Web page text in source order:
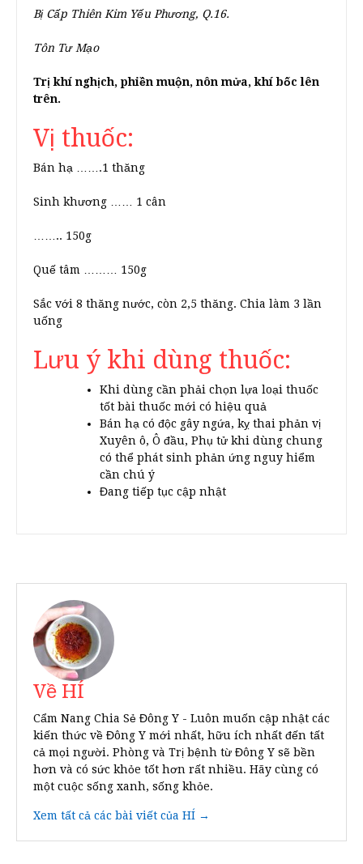
Bị Cấp Thiên Kim Yếu Phương, Q.16.
Tôn Tư Mạo
Trị khí nghịch, phiền muộn, nôn mửa, khí bốc lên
trên.
Vị thuốc:
Bán hạ …….1 thăng
Sinh khương …… 1 cân
…….. 150g
Quế tâm ……… 150g
Sắc với 8 thăng nước, còn 2,5 thăng. Chia làm 3 lần
uống
Lưu ý khi dùng thuốc:
Khi dùng cần phải chọn lựa loại thuốc
tốt bài thuốc mới có hiệu quả
Bán hạ có độc gây ngứa, kỵ thai phản vị
Xuyên ô, Ô đầu, Phụ tử khi dùng chung
có thể phát sinh phản ứng nguy hiểm
cần chú ý
Đang tiếp tục cập nhật
Về HÍ
Cẩm Nang Chia Sẻ Đông Y - Luôn muốn cập nhật các
kiến thức về Đông Y mới nhất, hữu ích nhất đến tất
cả mọi người. Phòng và Trị bệnh từ Đông Y sẽ bền
hơn và có sức khỏe tốt hơn rất nhiều. Hãy cùng có
một cuộc sống xanh, sống khỏe.
Xem tất cả các bài viết của HÍ →